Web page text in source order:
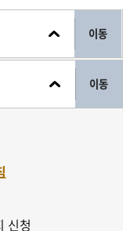
이동
이동
신청